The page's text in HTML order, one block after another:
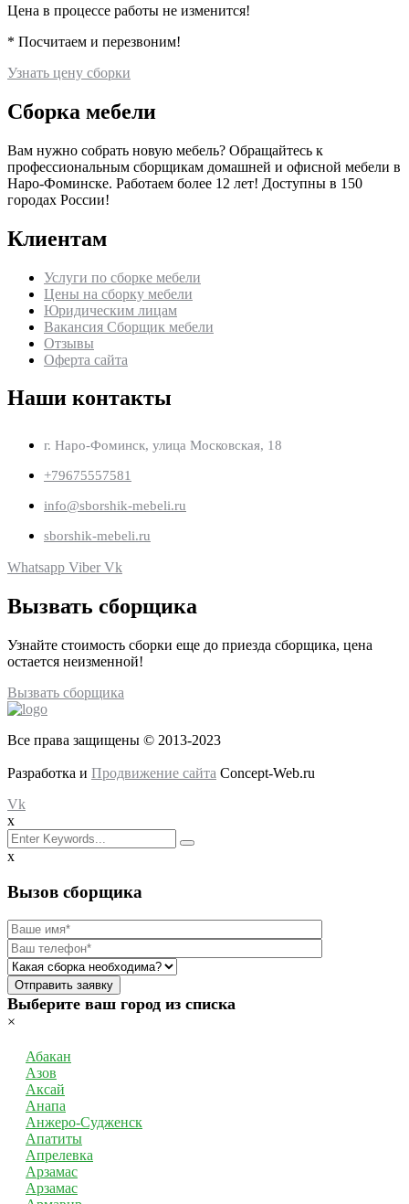
Цена в процессе работы не изменится!
* Посчитаем и перезвоним!
Узнать цену сборки
Сборка мебели
Вам нужно собрать новую мебель? Обращайтесь к
профессиональным сборщикам домашней и офисной мебели в
Наро-Фоминске. Работаем более 12 лет! Доступны в 150
городах России!
Клиентам
Услуги по сборке мебели
Цены на сборку мебели
Юридическим лицам
Вакансия Сборщик мебели
Отзывы
Оферта сайта
Наши контакты
г. Наро-Фоминск, улица Московская, 18
+79675557581
info@sborshik-mebeli.ru
sborshik-mebeli.ru
Whatsapp Viber Vk
Вызвать сборщика
Узнайте стоимость сборки еще до приезда сборщика, цена
остается неизменной!
Вызвать сборщика
Все права защищены © 2013-2023
Разработка и Продвижение сайта Concept-Web.ru
Vk
x
x
Вызов сборщика
Отправить заявку
Выберите ваш город из списка
×
Абакан
Азов
Аксай
Анапа
Анжеро-Судженск
Апатиты
Апрелевка
Арзамас
Арзамас